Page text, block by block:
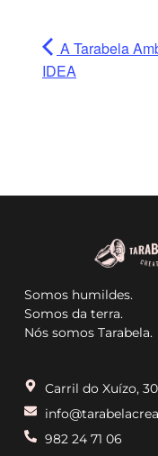
A Tarabela
IDEA
Somos humildes.
Somos da terra.
Nós somos Tarabela.
Carril do Xuízo,
982 24 71 06